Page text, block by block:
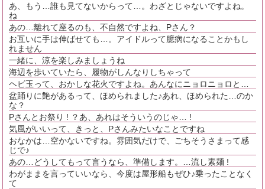
あ、もう…誰も見てないからって…。わざとじゃないですよね。
ね
あの…離れて座るのも、不自然ですよね、Pさん？
お互いに手は伸ばせても…。アイドルって臆病になることかもし
れません
一緒に、涼を楽しみましょうね
海辺を歩いていたら、履物がしんなりしちゃって
ヘビ玉って、おかしな花火ですよね。あんなにニョロニョロと…
盆踊りに艶があるって、ほめられました♪あれ、ほめられた…のか
な？
Pさんとお祭り ! ？あ、あれはそういうのじゃ… !
気風がいいって、きっと、Pさんみたいなことですね
おなかは…空かないですね。雰囲気だけで、ごちそうさまって感
じで♪
あの…どうしてもって言うなら、準備します。…流し素麺 !
わがままを言っていいなら、今度は屋形船もぜひ♪乗ったことなく
て